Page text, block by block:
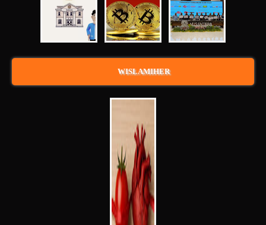
WISLAMIHER